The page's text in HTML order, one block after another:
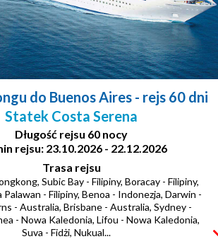
do Buenos Aires- rejs 60 dni
Statek Costa Serena
Długość rejsu 60 nocy
rejsu: 23.10.2026 - 22.12.2026
Trasa rejsu
Subic Bay - Filipiny, Boracay - Filipiny,
- Filipiny, Benoa - Indonezja, Darwin -
- Australia, Brisbane - Australia, Sydney -
- Nowa Kaledonia, Lifou - Nowa Kaledonia,
Suva - Fidżi, Nukual...